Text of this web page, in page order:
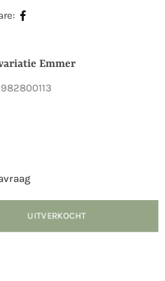
Emmer
982800113
UITVERKOCHT